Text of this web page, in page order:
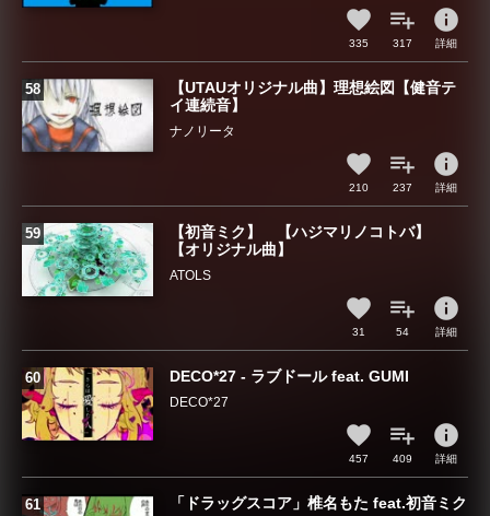
335 317
info
詳細
【UTAUオリジナル曲】理想絵図【健音テ
イ連続音】
ナノリータ
210 237
info
詳細
【初音ミク】 【ハジマリノコトバ】
【オリジナル曲】
ATOLS
31 54
info
詳細
DECO*27 - ラブドール feat. GUMI
DECO*27
457 409
info
詳細
「ドラッグスコア」椎名もた feat.初音ミク